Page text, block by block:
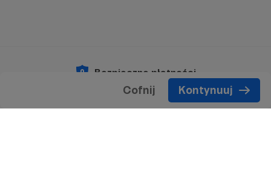
Cofnij Kontynuuj
Bezpieczne płatności